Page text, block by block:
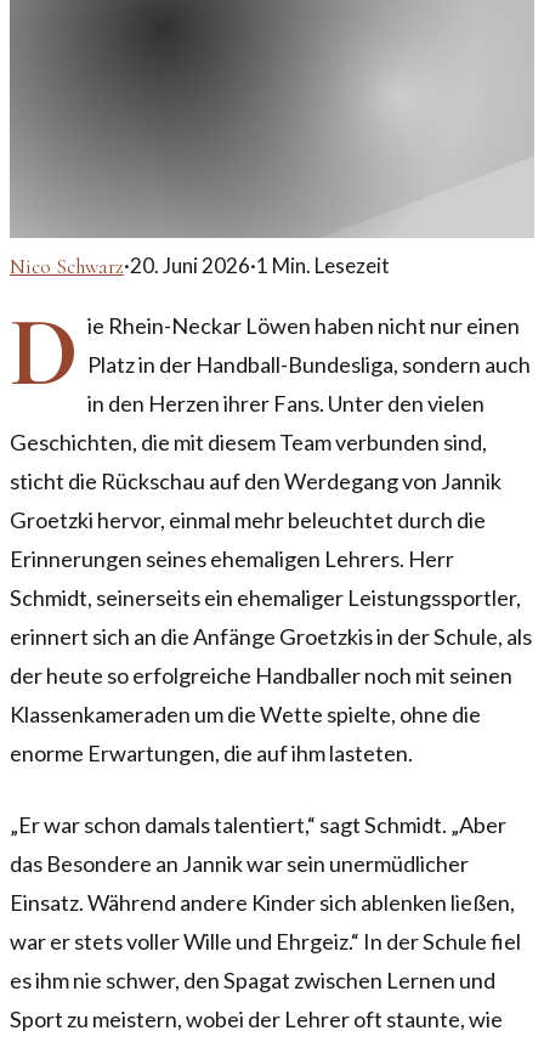
Nico Schwarz·20. Juni 2026·1 Min. Lesezeit
D ie Rhein-Neckar Löwen haben nicht nur einen
Platz in der Handball-Bundesliga, sondern auch
in den Herzen ihrer Fans. Unter den vielen
Geschichten, die mit diesem Team verbunden sind,
sticht die Rückschau auf den Werdegang von Jannik
Groetzki hervor, einmal mehr beleuchtet durch die
Erinnerungen seines ehemaligen Lehrers. Herr
Schmidt, seinerseits ein ehemaliger Leistungssportler,
erinnert sich an die Anfänge Groetzkis in der Schule, als
der heute so erfolgreiche Handballer noch mit seinen
Klassenkameraden um die Wette spielte, ohne die
enorme Erwartungen, die auf ihm lasteten.
„Er war schon damals talentiert,“ sagt Schmidt. „Aber
das Besondere an Jannik war sein unermüdlicher
Einsatz. Während andere Kinder sich ablenken ließen,
war er stets voller Wille und Ehrgeiz.“ In der Schule fiel
es ihm nie schwer, den Spagat zwischen Lernen und
Sport zu meistern, wobei der Lehrer oft staunte, wie